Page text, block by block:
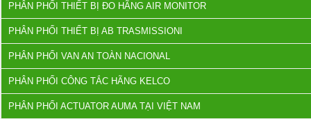
PHÂN PHỐI THIẾT BỊ ĐO HÃNG AIR MONITOR
PHÂN PHỐI THIẾT BỊ AB TRASMISSIONI
PHÂN PHỐI VAN AN TOÀN NACIONAL
PHÂN PHỐI CÔNG TẮC HÃNG KELCO
PHÂN PHỐI ACTUATOR AUMA TẠI VIỆT NAM